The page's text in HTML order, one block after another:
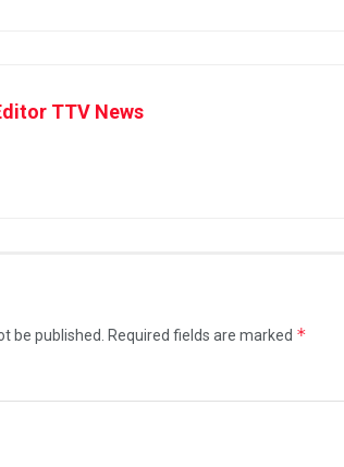
TTV News
be published. Required fields are marked *